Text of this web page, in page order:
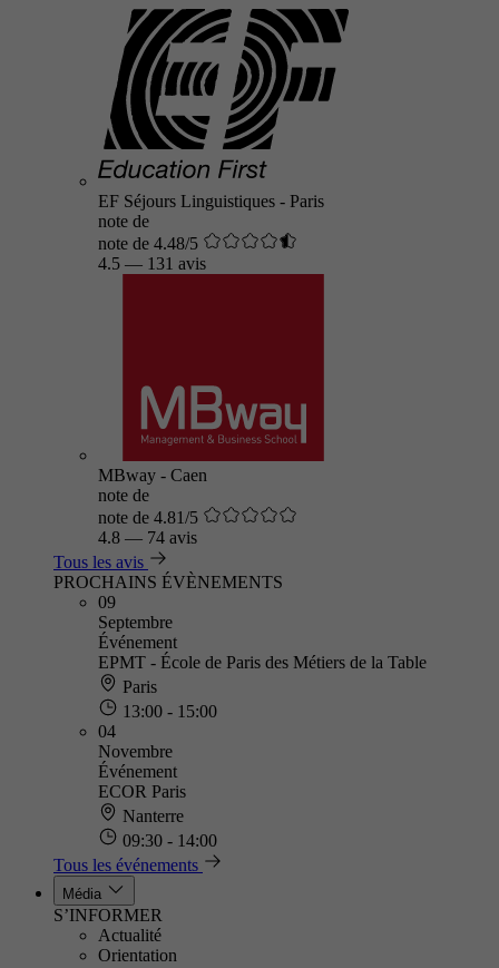
EF Séjours Linguistiques - Paris
note de
note de 4.48/5
4.5 — 131 avis
MBway - Caen
note de
note de 4.81/5
4.8 — 74 avis
Tous les avis
PROCHAINS ÉVÈNEMENTS
09
Septembre
Événement
EPMT - École de Paris des Métiers de la Table
Paris
13:00 - 15:00
04
Novembre
Événement
ECOR Paris
Nanterre
09:30 - 14:00
Tous les événements
Média
S’INFORMER
Actualité
Orientation